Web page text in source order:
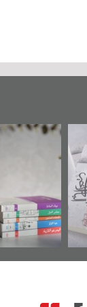
"مرآة البحرين"